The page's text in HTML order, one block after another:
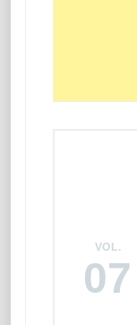
VOL.
07